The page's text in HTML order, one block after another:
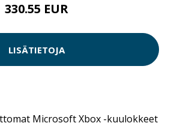
330.55 EUR
LISÄTIETOJA